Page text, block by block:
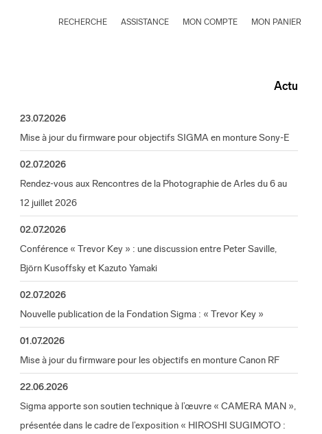
RECHERCHE ASSISTANCE MON COMPTE MON PANIER
Actu
23.07.2026
Mise à jour du firmware pour objectifs SIGMA en monture Sony-E
02.07.2026
Rendez-vous aux Rencontres de la Photographie de Arles du 6 au
12 juillet 2026
02.07.2026
Conférence « Trevor Key » : une discussion entre Peter Saville,
Björn Kusoffsky et Kazuto Yamaki
02.07.2026
Nouvelle publication de la Fondation Sigma : « Trevor Key »
01.07.2026
Mise à jour du firmware pour les objectifs en monture Canon RF
22.06.2026
Sigma apporte son soutien technique à l’œuvre « CAMERA MAN »,
présentée dans le cadre de l’exposition « HIROSHI SUGIMOTO :